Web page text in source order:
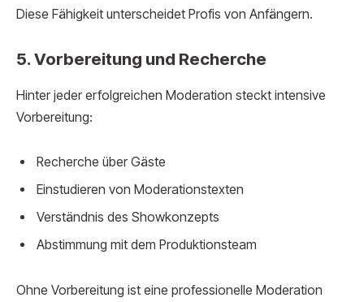
Diese Fähigkeit unterscheidet Profis von Anfängern.
5. Vorbereitung und Recherche
Hinter jeder erfolgreichen Moderation steckt intensive
Vorbereitung:
Recherche über Gäste
Einstudieren von Moderationstexten
Verständnis des Showkonzepts
Abstimmung mit dem Produktionsteam
Ohne Vorbereitung ist eine professionelle Moderation